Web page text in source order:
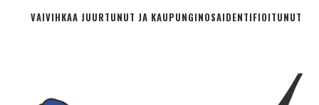
VAIVIHKAA JUURTUNUT JA KAUPUNGINOSA­IDENTIFIOITUNUT